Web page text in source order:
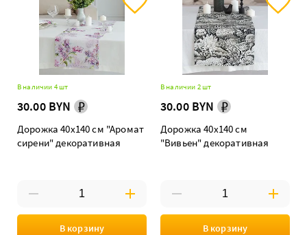
В наличии 4 шт
30.00 BYN
Дорожка 40х140 см "Аромат
сирени" декоративная
В корзину
В наличии 2 шт
30.00 BYN
Дорожка 40х140 см
"Вивьен" декоративная
В корзину